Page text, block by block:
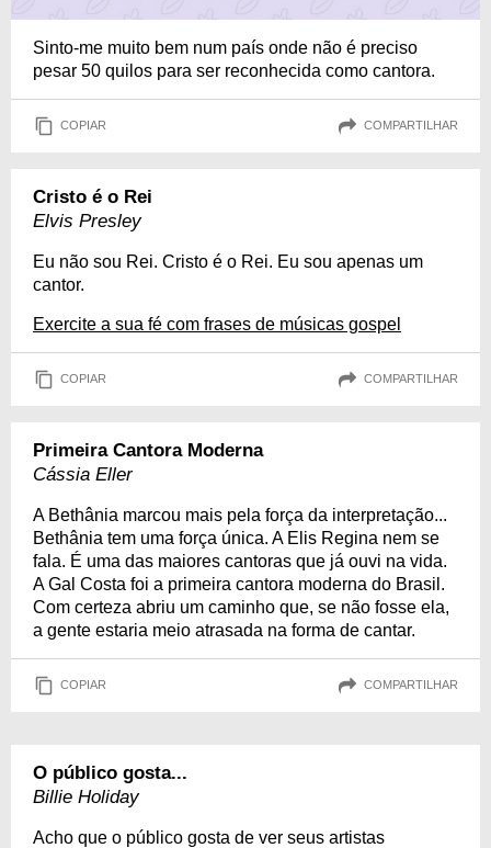
Sinto-me muito bem num país onde não é preciso
pesar 50 quilos para ser reconhecida como cantora.
COPIAR COMPARTILHAR
Cristo é o Rei
Elvis Presley
Eu não sou Rei. Cristo é o Rei. Eu sou apenas um
cantor.
Exercite a sua fé com frases de músicas gospel
COPIAR COMPARTILHAR
Primeira Cantora Moderna
Cássia Eller
A Bethânia marcou mais pela força da interpretação...
Bethânia tem uma força única. A Elis Regina nem se
fala. É uma das maiores cantoras que já ouvi na vida.
A Gal Costa foi a primeira cantora moderna do Brasil.
Com certeza abriu um caminho que, se não fosse ela,
a gente estaria meio atrasada na forma de cantar.
COPIAR COMPARTILHAR
O público gosta...
Billie Holiday
Acho que o público gosta de ver seus artistas